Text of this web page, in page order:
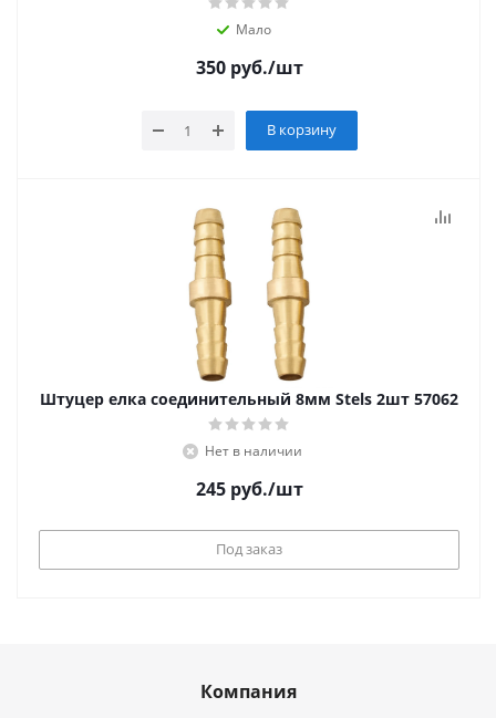
Мало
350руб./шт
В корзину
Штуцер елка соединительный 8мм Stels 2шт 57062
Нет в наличии
245руб./шт
Под заказ
Компания